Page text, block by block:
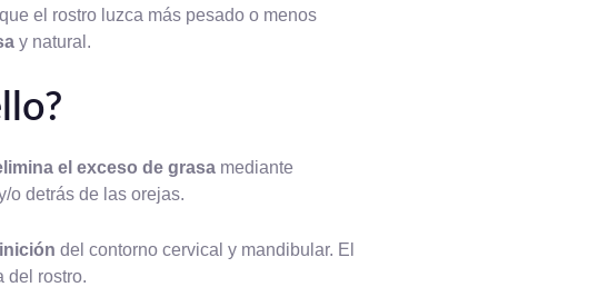
el rostro luzca más pesado o menos
y natural.
el exceso de grasa mediante
o detrás de las orejas.
del contorno cervical y mandibular. El
del rostro.